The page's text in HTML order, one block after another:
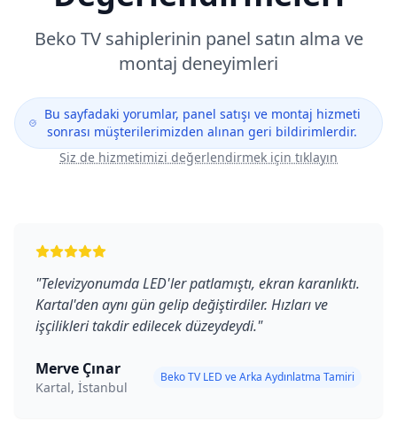
Beko TV sahiplerinin panel satın alma ve
montaj deneyimleri
Bu sayfadaki yorumlar, panel satışı ve montaj hizmeti
sonrası müşterilerimizden alınan geri bildirimlerdir.
Siz de hizmetimizi değerlendirmek için tıklayın
"Televizyonumda LED'ler patlamıştı, ekran karanlıktı.
Kartal'den aynı gün gelip değiştirdiler. Hızları ve
işçilikleri takdir edilecek düzeydeydi."
Merve Çınar
Kartal, İstanbul
Beko TV LED ve Arka Aydınlatma Tamiri